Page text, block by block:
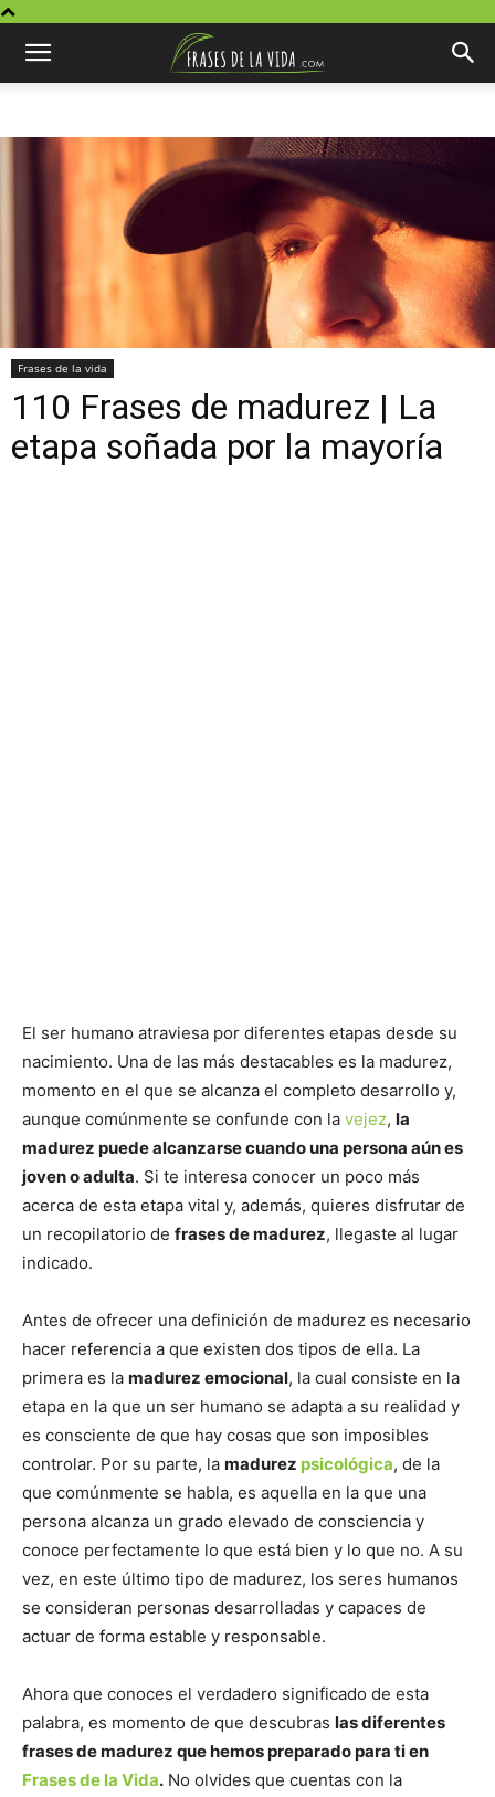
Frases de la vida
110 Frases de madurez | La
etapa soñada por la mayoría
El ser humano atraviesa por diferentes etapas desde su
nacimiento. Una de las más destacables es la madurez,
momento en el que se alcanza el completo desarrollo y,
aunque comúnmente se confunde con la vejez, la
madurez puede alcanzarse cuando una persona aún es
joven o adulta. Si te interesa conocer un poco más
acerca de esta etapa vital y, además, quieres disfrutar de
un recopilatorio de frases de madurez, llegaste al lugar
indicado.
Antes de ofrecer una definición de madurez es necesario
hacer referencia a que existen dos tipos de ella. La
primera es la madurez emocional, la cual consiste en la
etapa en la que un ser humano se adapta a su realidad y
es consciente de que hay cosas que son imposibles
controlar. Por su parte, la madurez psicológica, de la
que comúnmente se habla, es aquella en la que una
persona alcanza un grado elevado de consciencia y
conoce perfectamente lo que está bien y lo que no. A su
vez, en este último tipo de madurez, los seres humanos
se consideran personas desarrolladas y capaces de
actuar de forma estable y responsable.
Ahora que conoces el verdadero significado de esta
palabra, es momento de que descubras las diferentes
frases de madurez que hemos preparado para ti en
Frases de la Vida. No olvides que cuentas con la